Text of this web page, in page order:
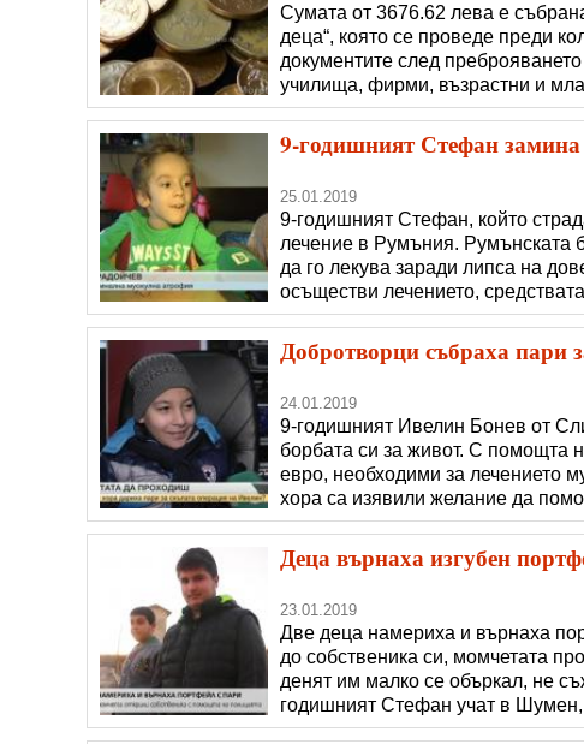
Сумата от 3676.62 лева е
деца“, която се проведе преди
документите след
училища, фирми, възрастни и
„Жълти стотинки“ е деца да
закупуване на медицинска
9-годишният Стефан
25.01.2019
9-годишният Стефан, който
лечение в Румъния. Румънската
да го лекува заради липса на
осъществи лечението,
семейството да тръгне към
този път детето ще получи
Добротворци събраха пари
24.01.2019
9-годишният Ивелин Бонев от
борбата си за живот. С помощта
евро, необходими за лечението
хора са изявили желание да
дойде едно детенце на
кутията и искаше да пусне пари в
Деца върнаха изгубен
23.01.2019
Две деца намериха и върнаха
до собственика си, момчетата
денят им малко се объркал, не
годишният Стефан учат в
са грипна ваканция, те решили